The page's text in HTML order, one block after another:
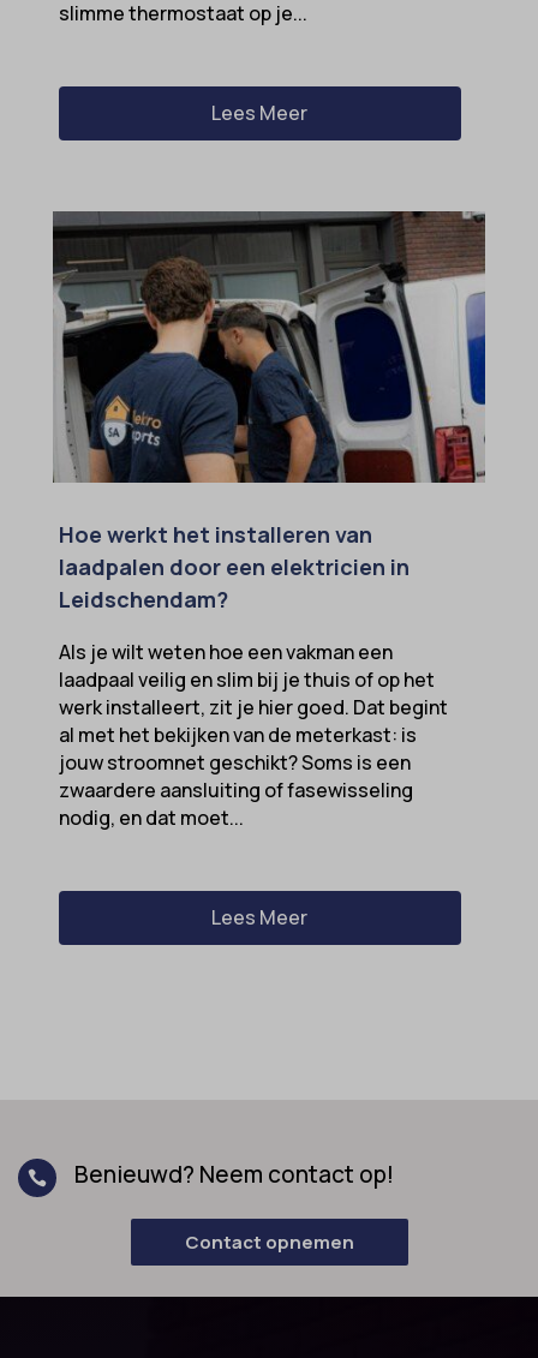
slimme thermostaat op je...
Lees Meer
Hoe werkt het installeren van
laadpalen door een elektricien in
Leidschendam?
Als je wilt weten hoe een vakman een
laadpaal veilig en slim bij je thuis of op het
werk installeert, zit je hier goed. Dat begint
al met het bekijken van de meterkast: is
jouw stroomnet geschikt? Soms is een
zwaardere aansluiting of fasewisseling
nodig, en dat moet...
Lees Meer
 Benieuwd? Neem contact op!
Contact opnemen